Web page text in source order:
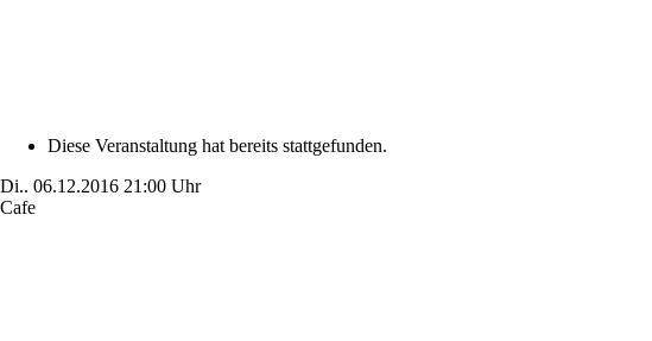
Diese Veranstaltung hat bereits stattgefunden.
Di.. 06.12.2016 21:00 Uhr
Cafe